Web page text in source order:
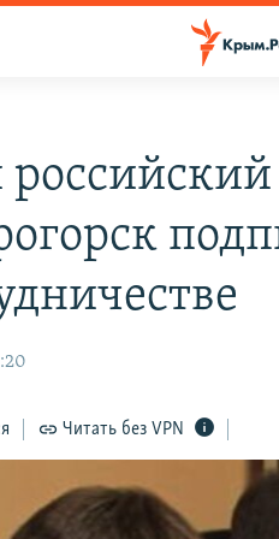
российский
Читать без VPN